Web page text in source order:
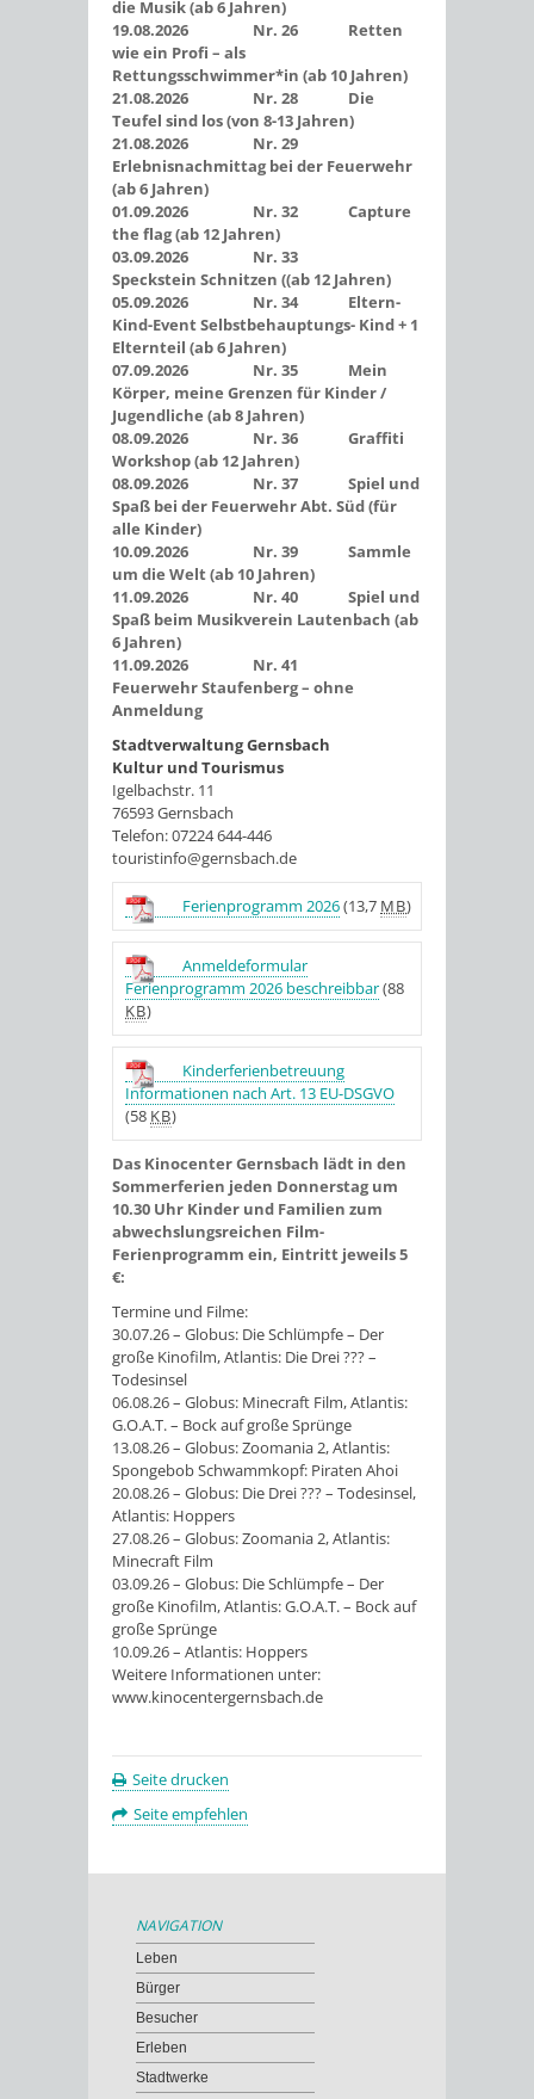
die Musik (ab 6 Jahren)
19.08.2026 Nr. 26 Retten
wie ein Profi – als
Rettungsschwimmer*in (ab 10 Jahren)
21.08.2026 Nr. 28 Die
Teufel sind los (von 8-13 Jahren)
21.08.2026 Nr. 29
Erlebnisnachmittag bei der Feuerwehr
(ab 6 Jahren)
01.09.2026 Nr. 32 Capture
the flag (ab 12 Jahren)
03.09.2026 Nr. 33
Speckstein Schnitzen ((ab 12 Jahren)
05.09.2026 Nr. 34 Eltern-
Kind-Event Selbstbehauptungs- Kind + 1
Elternteil (ab 6 Jahren)
07.09.2026 Nr. 35 Mein
Körper, meine Grenzen für Kinder /
Jugendliche (ab 8 Jahren)
08.09.2026 Nr. 36 Graffiti
Workshop (ab 12 Jahren)
08.09.2026 Nr. 37 Spiel und
Spaß bei der Feuerwehr Abt. Süd (für
alle Kinder)
10.09.2026 Nr. 39 Sammle
um die Welt (ab 10 Jahren)
11.09.2026 Nr. 40 Spiel und
Spaß beim Musikverein Lautenbach (ab
6 Jahren)
11.09.2026 Nr. 41
Feuerwehr Staufenberg – ohne
Anmeldung
Stadtverwaltung Gernsbach
Kultur und Tourismus
Igelbachstr. 11
76593 Gernsbach
Telefon: 07224 644-446
touristinfo@gernsbach.de
Ferienprogramm 2026(13,7 MB)
Anmeldeformular
Ferienprogramm 2026 beschreibbar(88
KB)
Kinderferienbetreuung
Informationen nach Art. 13 EU-DSGVO
(58 KB)
Das Kinocenter Gernsbach lädt in den
Sommerferien jeden Donnerstag um
10.30 Uhr Kinder und Familien zum
abwechslungsreichen Film-
Ferienprogramm ein, Eintritt jeweils 5
€:
Termine und Filme:
30.07.26 – Globus: Die Schlümpfe – Der
große Kinofilm, Atlantis: Die Drei ??? –
Todesinsel
06.08.26 – Globus: Minecraft Film, Atlantis:
G.O.A.T. – Bock auf große Sprünge
13.08.26 – Globus: Zoomania 2, Atlantis:
Spongebob Schwammkopf: Piraten Ahoi
20.08.26 – Globus: Die Drei ??? – Todesinsel,
Atlantis: Hoppers
27.08.26 – Globus: Zoomania 2, Atlantis:
Minecraft Film
03.09.26 – Globus: Die Schlümpfe – Der
große Kinofilm, Atlantis: G.O.A.T. – Bock auf
große Sprünge
10.09.26 – Atlantis: Hoppers
Weitere Informationen unter:
www.kinocentergernsbach.de
Seite drucken
Seite empfehlen
NAVIGATION
Leben
Bürger
Besucher
Erleben
Stadtwerke